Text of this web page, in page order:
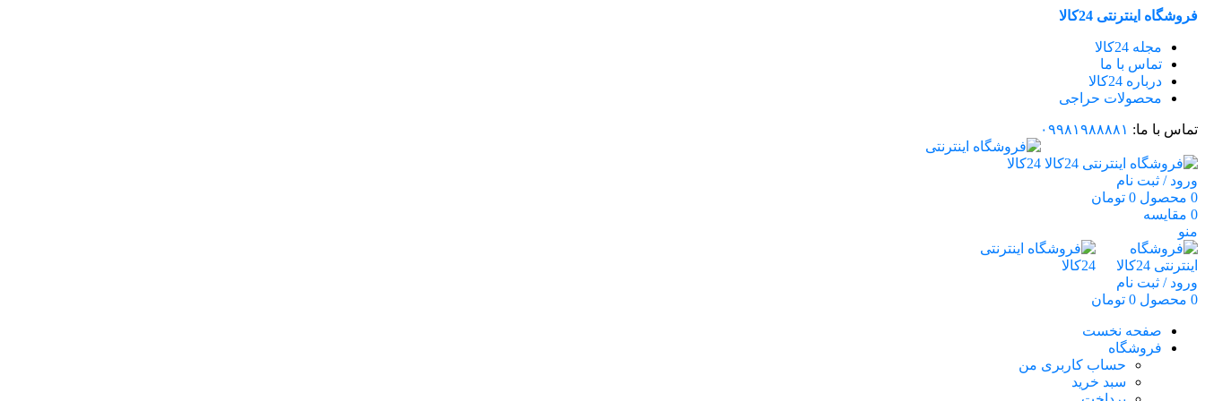
فروشگاه اینترنتی 24کالا
مجله 24کالا
تماس با ما
درباره 24کالا
محصولات حراجی
تماس با ما: ۰۹۹۸۱۹۸۸۸۸۱
ورود / ثبت نام
0 محصول 0 تومان
0 مقایسه
منو
ورود / ثبت نام
0 محصول 0 تومان
صفحه نخست
فروشگاه
حساب کاربری من
سبد خرید